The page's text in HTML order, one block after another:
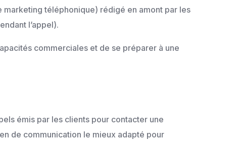
téléphonique) rédigé en amont par les
l’appel).
commerciales et de se préparer à une
émis par les clients pour contacter une
de communication le mieux adapté pour